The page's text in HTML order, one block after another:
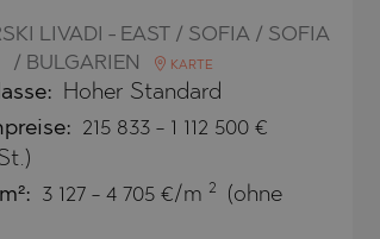
LIVADI - EAST / SOFIA / SOFIA
/ BULGARIEN
KARTE
Hoher Standard
: 215 833 - 1 112 500 €
3 127 - 4 705 €/m 2
(ohne